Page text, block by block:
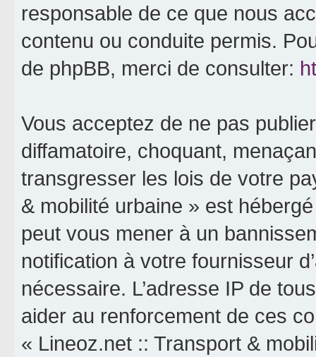
responsable de ce que nous
contenu ou conduite permis.
de phpBB, merci de consulter:
Vous acceptez de ne pas
diffamatoire, choquant,
transgresser les lois de votre
& mobilité urbaine » est
peut vous mener à un
notification à votre fournisseur
nécessaire. L’adresse IP de
aider au renforcement de ces
« Lineoz.net :: Transport &